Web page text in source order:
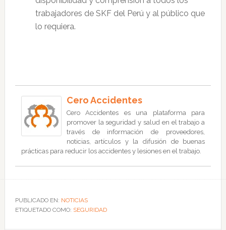
trabajadores de SKF del Perú y al público que
lo requiera.
Cero Accidentes
Cero Accidentes es una plataforma para
promover la seguridad y salud en el trabajo a
través de información de proveedores,
noticias, artículos y la difusión de buenas
prácticas para reducir los accidentes y lesiones en el trabajo.
PUBLICADO EN: NOTICIAS
ETIQUETADO COMO: SEGURIDAD